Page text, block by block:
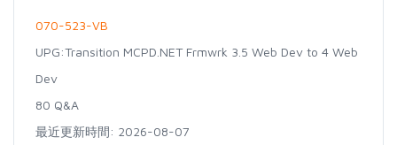
070-523-VB
UPG:Transition MCPD.NET Frmwrk 3.5 Web Dev to 4 Web
Dev
80 Q&A
最近更新時間: 2026-08-07